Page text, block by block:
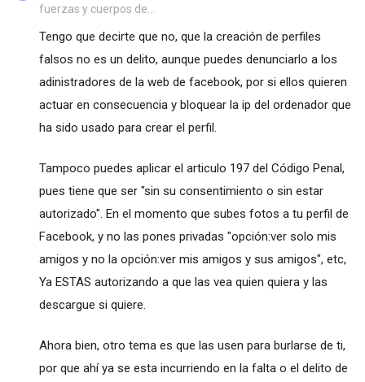
fuerzas y cuerpos de...
Tengo que decirte que no, que la creación de perfiles
falsos no es un delito, aunque puedes denunciarlo a los
adinistradores de la web de facebook, por si ellos quieren
actuar en consecuencia y bloquear la ip del ordenador que
ha sido usado para crear el perfil.
Tampoco puedes aplicar el articulo 197 del Código Penal,
pues tiene que ser "sin su consentimiento o sin estar
autorizado". En el momento que subes fotos a tu perfil de
Facebook, y no las pones privadas "opción:ver solo mis
amigos y no la opción:ver mis amigos y sus amigos", etc,
Ya ESTAS autorizando a que las vea quien quiera y las
descargue si quiere.
Ahora bien, otro tema es que las usen para burlarse de ti,
por que ahí ya se esta incurriendo en la falta o el delito de